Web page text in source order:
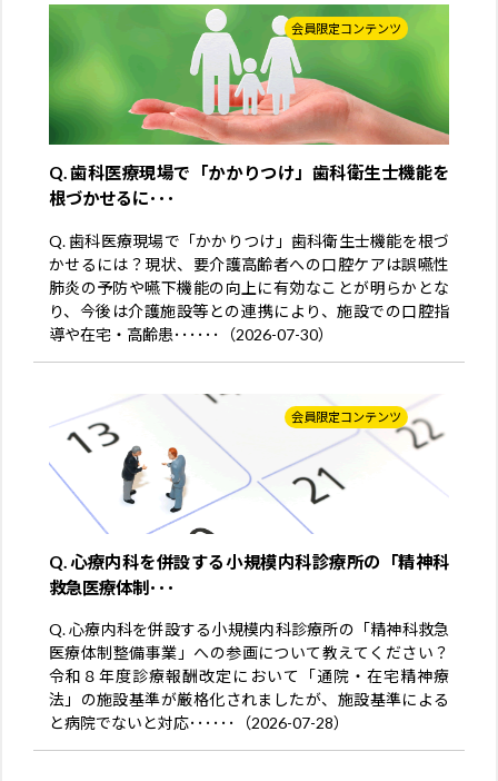
会員限定コンテンツ
Q. 歯科医療現場で「かかりつけ」歯科衛生士機能を
根づかせるに･･･
Q. 歯科医療現場で「かかりつけ」歯科衛生士機能を根づ
かせるには？現状、要介護高齢者への口腔ケアは誤嚥性
肺炎の予防や嚥下機能の向上に有効なことが明らかとな
り、今後は介護施設等との連携により、施設での口腔指
導や在宅・高齢患･･････（2026-07-30）
会員限定コンテンツ
Q. 心療内科を併設する小規模内科診療所の「精神科
救急医療体制･･･
Q. 心療内科を併設する小規模内科診療所の「精神科救急
医療体制整備事業」への参画について教えてください？
令和８年度診療報酬改定において「通院・在宅精神療
法」の施設基準が厳格化されましたが、施設基準による
と病院でないと対応･･････（2026-07-28）